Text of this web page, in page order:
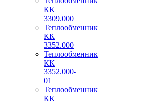
КК
3309.000
Теплообменник
КК
3352.000
Теплообменник
КК
3352.000-
01
Теплообменник
КК